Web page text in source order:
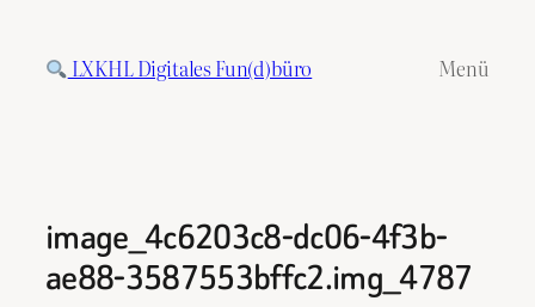
Inhalt
springen
LXKHL Digitales Fun(d)büro Menü
image_4c6203c8-dc06-4f3b-
ae88-3587553bffc2.img_4787